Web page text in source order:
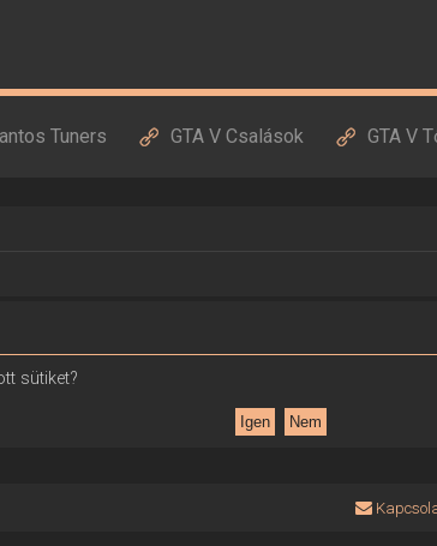
Tuners GTA V Csalások GTA V
sütiket?